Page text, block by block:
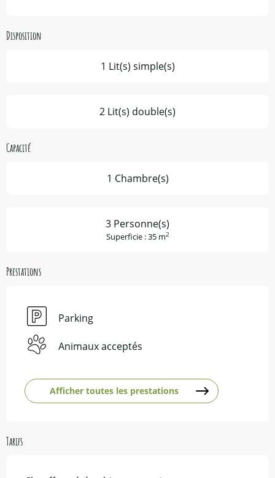
Disposition
1 Lit(s) simple(s)
2 Lit(s) double(s)
Capacité
1 Chambre(s)
3 Personne(s)
Superficie : 35 m2
Prestations
Parking
Animaux acceptés
Afficher toutes les prestations
Tarifs